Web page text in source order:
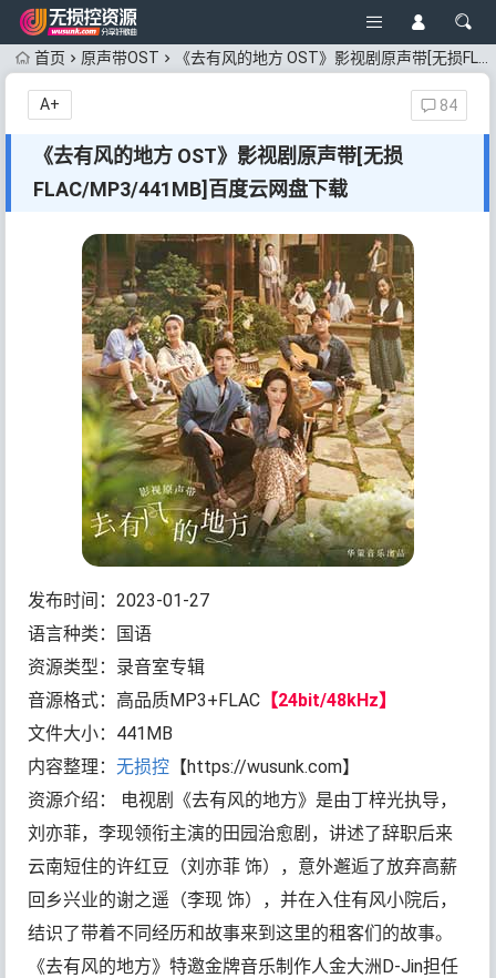
首页 原声带OST 《去有风的地方 OST》影视剧原声带[无损FLAC/MP3/441MB]百度云网盘下载
《去有风的地方 OST》影视剧原声带[无损
FLAC/MP3/441MB]百度云网盘下载
84
A+
发布时间：2023-01-27
语言种类：国语
资源类型：录音室专辑
音源格式：高品质MP3+FLAC 【24bit/48kHz】
文件大小：441MB
内容整理：无损控 【https://wusunk.com】
资源介绍： 电视剧《去有风的地方》是由丁梓光执导，
刘亦菲，李现领衔主演的田园治愈剧，讲述了辞职后来
云南短住的许红豆（刘亦菲 饰），意外邂逅了放弃高薪
回乡兴业的谢之遥（李现 饰），并在入住有风小院后，
结识了带着不同经历和故事来到这里的租客们的故事。
《去有风的地方》特邀金牌音乐制作人金大洲D-Jin担任